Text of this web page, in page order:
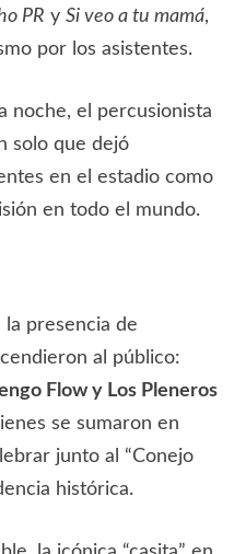
PR y Si veo a tu mamá,
por los asistentes.
noche, el percusionista
solo que dejó
en el estadio como
en todo el mundo.
la presencia de
al público:
Flow y Los Pleneros
se sumaron en
junto al “Conejo
histórica.